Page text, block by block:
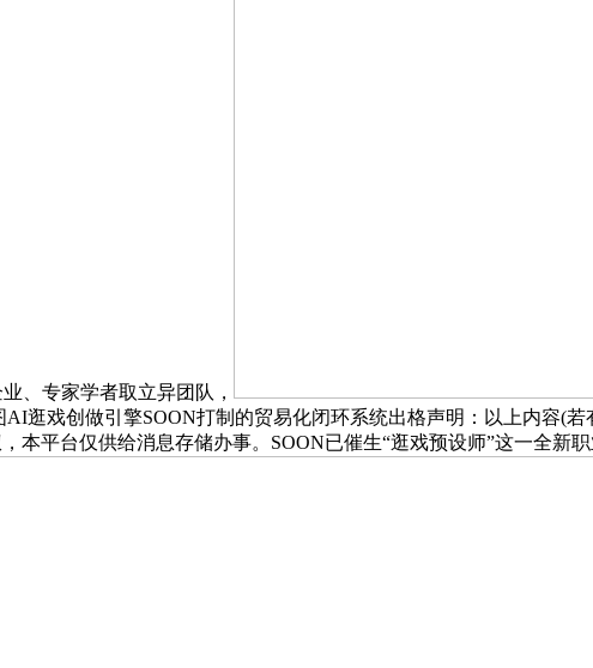
、专家学者取立异团队，
AI逛戏创做引擎SOON打制的贸易化闭环系统出格声明：以上内容(
本平台仅供给消息存储办事。SOON已催生“逛戏预设师”这一全